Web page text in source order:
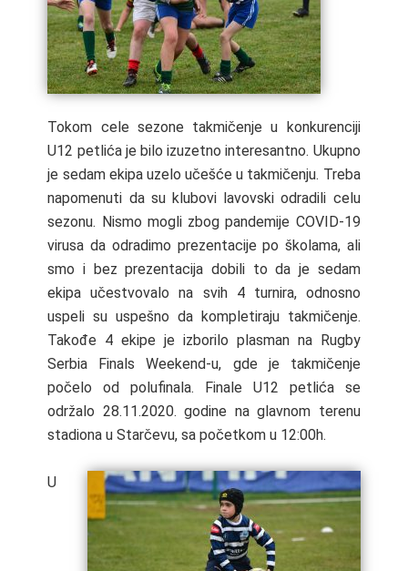
Tokom cele sezone takmičenje u konkurenciji
U12 petlića je bilo izuzetno interesantno. Ukupno
je sedam ekipa uzelo učešće u takmičenju. Treba
napomenuti da su klubovi lavovski odradili celu
sezonu. Nismo mogli zbog pandemije COVID-19
virusa da odradimo prezentacije po školama, ali
smo i bez prezentacija dobili to da je sedam
ekipa učestvovalo na svih 4 turnira, odnosno
uspeli su uspešno da kompletiraju takmičenje.
Takođe 4 ekipe je izborilo plasman na Rugby
Serbia Finals Weekend-u, gde je takmičenje
počelo od polufinala. Finale U12 petlića se
održalo 28.11.2020. godine na glavnom terenu
stadiona u Starčevu, sa početkom u 12:00h.
U